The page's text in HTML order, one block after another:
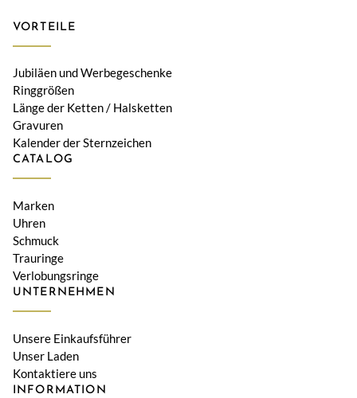
VORTEILE
Jubiläen und Werbegeschenke
Ringgrößen
Länge der Ketten / Halsketten
Gravuren
Kalender der Sternzeichen
CATALOG
Marken
Uhren
Schmuck
Trauringe
Verlobungsringe
UNTERNEHMEN
Unsere Einkaufsführer
Unser Laden
Kontaktiere uns
INFORMATION